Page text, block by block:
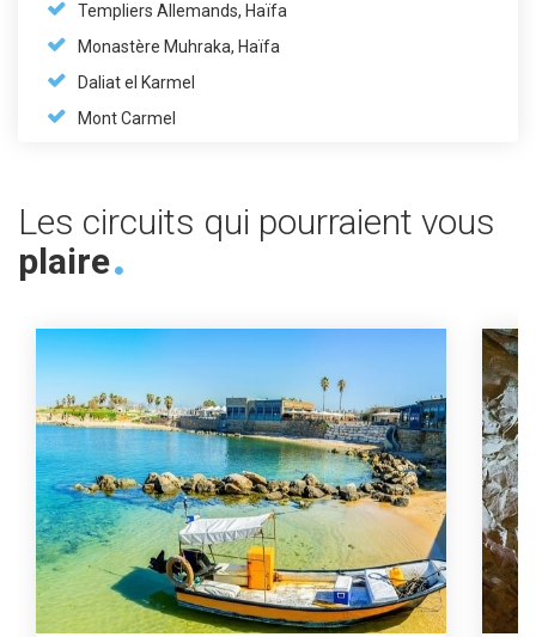
Templiers Allemands, Haïfa
Monastère Muhraka, Haïfa
Daliat el Karmel
Mont Carmel
Les circuits qui pourraient vous
plaire